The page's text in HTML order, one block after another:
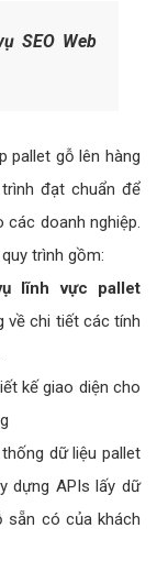
SEO Web
pallet gỗ lên hàng
đạt chuẩn để
doanh nghiệp.
trình gồm:
lĩnh vực pallet
về chi tiết các tính
kế giao diện cho
dữ liệu pallet
dựng APIs lấy dữ
sẵn có của khách